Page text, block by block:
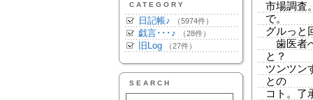
CATEGORY
日記帳♪ （5974件）
戯言･･･♪ （28件）
旧Log （27件）
SEARCH
市場調査
で。
グルっと
歯医者
と？
ツンツン
との
コト。了